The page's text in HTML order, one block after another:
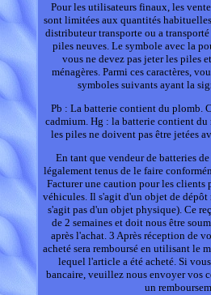
Pour les utilisateurs finaux, les
sont limitées aux quantités
distributeur transporte ou a transporté
piles neuves. Le symbole avec la
vous ne devez pas jeter les piles
ménagères. Parmi ces caractères,
symboles suivants ayant la
Pb : La batterie contient du plomb.
cadmium. Hg : la batterie contient du
les piles ne doivent pas être jetées
En tant que vendeur de batteries
légalement tenus de le faire
Facturer une caution pour les clients
véhicules. Il s'agit d'un objet de
s'agit pas d'un objet physique). Ce
de 2 semaines et doit nous être
après l'achat. 3 Après réception de
acheté sera remboursé en utilisant le
lequel l'article a été acheté. Si
bancaire, veuillez nous envoyer vos
un